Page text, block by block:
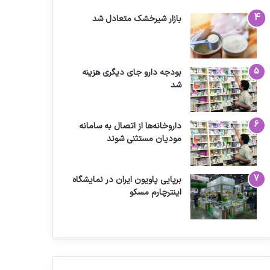
بازار شیرخشک متعادل شد
بودجه دارو جای دیگری هزینه
شد
داروخانه‌ها از اتصال به سامانه
مودیان مستثنی شوند
برپایی پاویون ایران در نمایشگاه
اینترچارم مسکو